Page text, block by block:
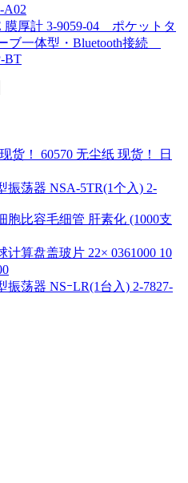
膜厚計 3-9059-04 ポケットタ
一体型・Bluetooth接続
BT
货！ 60570 无尘纸 现货！ 日
振荡器 NSA-5TR(1个入) 2-
胞比容毛细管 肝素化 (1000支
计算盘盖玻片 22× 0361000 10
振荡器 NSｰLR(1台入) 2-7827-